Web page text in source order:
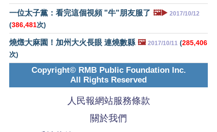
一位太子黨：看完這個視頻 "牛"朋友服了 🖼️▶️ 2017/10/12
(386,481次)
燒燬大麻園！加州大火長眼 連燒數縣 🖼️ 2017/10/11 (285,406
次)
Copyright© RMB Public Foundation Inc.
All Rights Reserved
人民報網站服務條款
關於我們